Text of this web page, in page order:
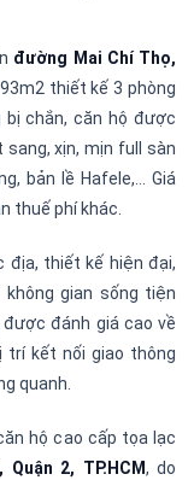
đường Mai Chí Thọ,
thiết kế 3 phòng
chắn, căn hộ được
xịn, mịn full sàn
bản lề Hafele,… Giá
thuế phí khác.
địa, thiết kế hiện đại,
gian sống tiện
được đánh giá cao về
trí kết nối giao thông
quanh.
hộ cao cấp tọa lạc
2, TP.HCM, do